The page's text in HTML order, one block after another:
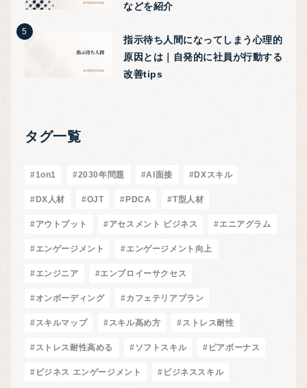
などを紹介
指示待ち人間になってしまう心理的
原因とは｜自発的に社員が行動する
改善tips
タグ一覧
#1on1 #2030年問題 #AI面接 #DXスキル
#DX人材 #OJT #PDCA #T型人材
#アウトプット #アセスメント ビジネス #エニアグラム
#エンゲージメント #エンゲージメント向上
#エンジニア #エンプロイーサクセス
#オンボーディング #カフェテリアプラン
#スキルマップ #スキル高め方 #ストレス耐性
#ストレス耐性高める #ソフトスキル #ピアボーナス
#ビジネス エンゲージメント #ビジネススキル